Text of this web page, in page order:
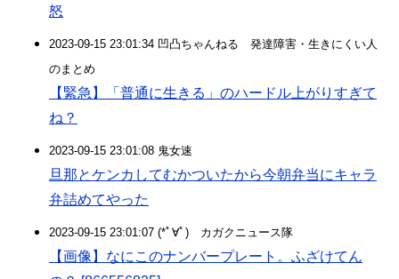
怒
2023-09-15 23:01:34 凹凸ちゃんねる 発達障害・生きにくい人
のまとめ
【緊急】「普通に生きる」のハードル上がりすぎて
ね？
2023-09-15 23:01:08 鬼女速
旦那とケンカしてむかついたから今朝弁当にキャラ
弁詰めてやった
2023-09-15 23:01:07 (*ﾟ∀ﾟ)ゞカガクニュース隊
【画像】なにこのナンバープレート。ふざけてん